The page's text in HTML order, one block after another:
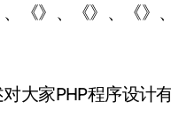
《》、《》、《》
大家PHP程序设计有